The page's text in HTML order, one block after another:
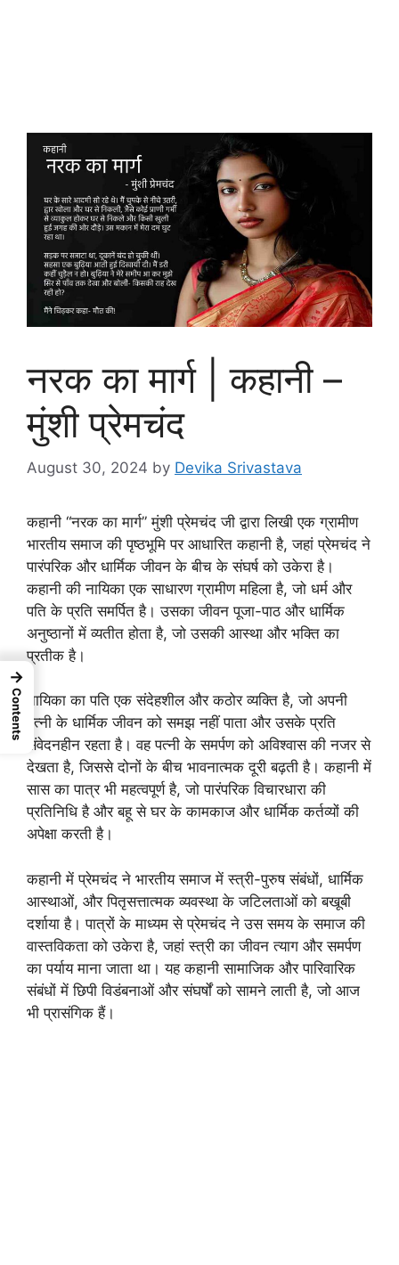
नरक का मार्ग | कहानी –
मुंशी प्रेमचंद
August 30, 2024 by Devika Srivastava
कहानी “नरक का मार्ग” मुंशी प्रेमचंद जी द्वारा लिखी एक ग्रामीण
भारतीय समाज की पृष्ठभूमि पर आधारित कहानी है, जहां प्रेमचंद ने
पारंपरिक और धार्मिक जीवन के बीच के संघर्ष को उकेरा है।
कहानी की नायिका एक साधारण ग्रामीण महिला है, जो धर्म और
पति के प्रति समर्पित है। उसका जीवन पूजा-पाठ और धार्मिक
अनुष्ठानों में व्यतीत होता है, जो उसकी आस्था और भक्ति का
प्रतीक है।
नायिका का पति एक संदेहशील और कठोर व्यक्ति है, जो अपनी
पत्नी के धार्मिक जीवन को समझ नहीं पाता और उसके प्रति
संवेदनहीन रहता है। वह पत्नी के समर्पण को अविश्वास की नजर से
देखता है, जिससे दोनों के बीच भावनात्मक दूरी बढ़ती है। कहानी में
सास का पात्र भी महत्वपूर्ण है, जो पारंपरिक विचारधारा की
प्रतिनिधि है और बहू से घर के कामकाज और धार्मिक कर्तव्यों की
अपेक्षा करती है।
कहानी में प्रेमचंद ने भारतीय समाज में स्त्री-पुरुष संबंधों, धार्मिक
आस्थाओं, और पितृसत्तात्मक व्यवस्था के जटिलताओं को बखूबी
दर्शाया है। पात्रों के माध्यम से प्रेमचंद ने उस समय के समाज की
वास्तविकता को उकेरा है, जहां स्त्री का जीवन त्याग और समर्पण
का पर्याय माना जाता था। यह कहानी सामाजिक और पारिवारिक
संबंधों में छिपी विडंबनाओं और संघर्षों को सामने लाती है, जो आज
भी प्रासंगिक हैं।
→
Contents